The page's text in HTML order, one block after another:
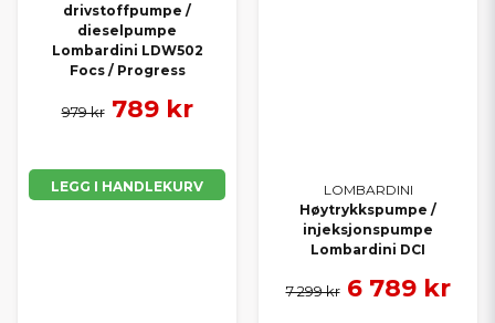
drivstoffpumpe /
dieselpumpe
Lombardini LDW502
Focs / Progress
979 kr 789 kr
LEGG I HANDLEKURV
LOMBARDINI
Høytrykkspumpe /
injeksjonspumpe
Lombardini DCI
7 299 kr 6 789 kr